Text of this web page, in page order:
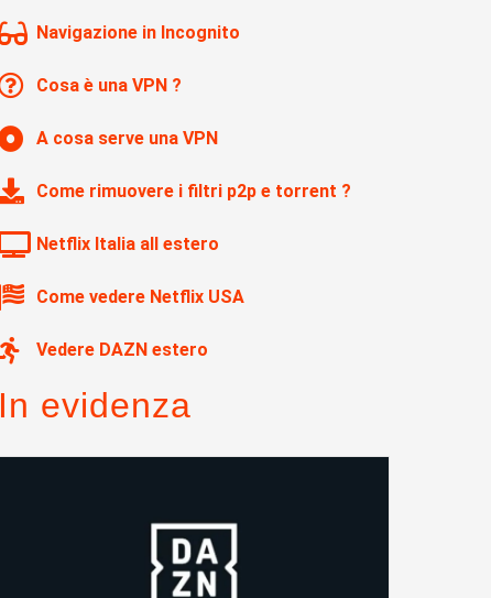
Navigazione in Incognito
Cosa è una VPN ?
A cosa serve una VPN
Come rimuovere i filtri p2p e torrent ?
Netflix Italia all estero
Come vedere Netflix USA
Vedere DAZN estero
In evidenza